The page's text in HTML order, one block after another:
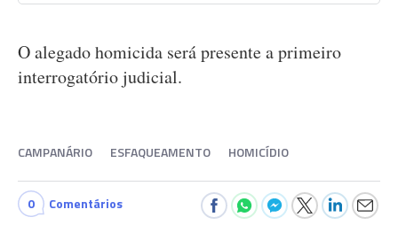
O alegado homicida será presente a primeiro
interrogatório judicial.
CAMPANÁRIO ESFAQUEAMENTO HOMICÍDIO
0 Comentários